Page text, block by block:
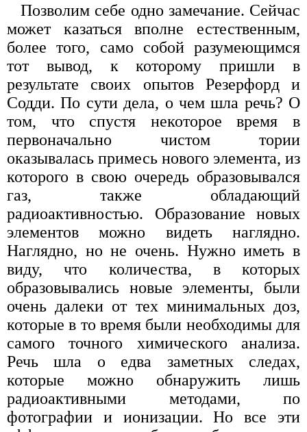
Позволим себе одно замечание. Сейчас
может казаться вполне естественным,
более того, само собой разумеющимся
тот вывод, к которому пришли в
результате своих опытов Резерфорд и
Содди. По сути дела, о чем шла речь? О
том, что спустя некоторое время в
первоначально чистом тории
оказывалась примесь нового элемента, из
которого в свою очередь образовывался
газ, также обладающий
радиоактивностью. Образование новых
элементов можно видеть наглядно.
Наглядно, но не очень. Нужно иметь в
виду, что количества, в которых
образовывались новые элементы, были
очень далеки от тех минимальных доз,
которые в то время были необходимы для
самого точного химического анализа.
Речь шла о едва заметных следах,
которые можно обнаружить лишь
радиоактивными методами, по
фотографии и ионизации. Но все эти